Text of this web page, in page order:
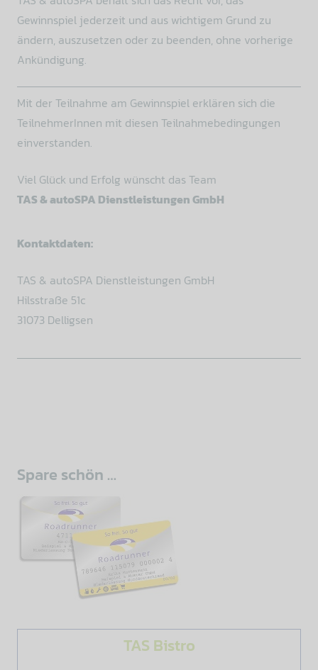
Gewinnspiel jederzeit und aus wichtigem Grund zu
ändern, auszusetzen oder zu beenden, ohne vorherige
Ankündigung.
Mit der Teilnahme am Gewinnspiel erklären sich die
TeilnehmerInnen mit diesen Teilnahmebedingungen
einverstanden.
Viel Glück und Erfolg wünscht das Team
TAS & autoSPA Dienstleistungen GmbH
Kontaktdaten:
TAS & autoSPA Dienstleistungen GmbH
Hilsstraße 51c
31073 Delligsen
Spare schön …
TAS Bistro